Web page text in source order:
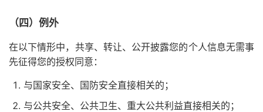
（四）例外
在以下情形中，共享、转让、公开披露您的个人信息无需事
先征得您的授权同意：
与国家安全、国防安全直接相关的；
与公共安全、公共卫生、重大公共利益直接相关的；